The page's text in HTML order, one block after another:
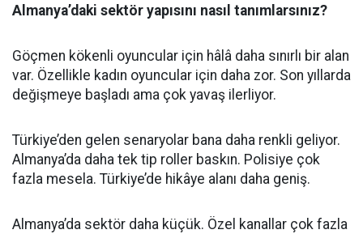
Almanya’daki sektör yapısını nasıl tanımlarsınız?
Göçmen kökenli oyuncular için hâlâ daha sınırlı bir alan
var. Özellikle kadın oyuncular için daha zor. Son yıllarda
değişmeye başladı ama çok yavaş ilerliyor.
Türkiye’den gelen senaryolar bana daha renkli geliyor.
Almanya’da daha tek tip roller baskın. Polisiye çok
fazla mesela. Türkiye’de hikâye alanı daha geniş.
Almanya’da sektör daha küçük. Özel kanallar çok fazla